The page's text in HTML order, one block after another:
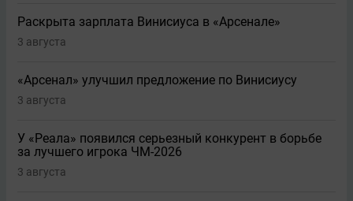
Раскрыта зарплата Винисиуса в «Арсенале»
3 августа
«Арсенал» улучшил предложение по Винисиусу
3 августа
У «Реала» появился серьезный конкурент в борьбе
за лучшего игрока ЧМ-2026
3 августа